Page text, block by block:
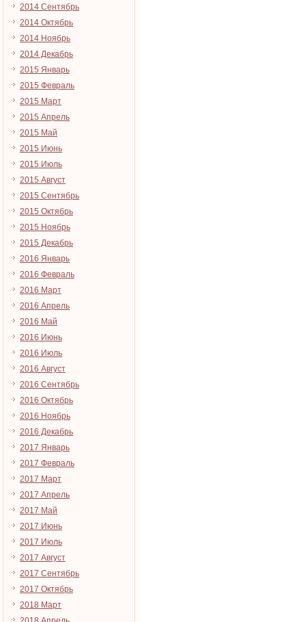
2014 Сентябрь
2014 Октябрь
2014 Ноябрь
2014 Декабрь
2015 Январь
2015 Февраль
2015 Март
2015 Апрель
2015 Май
2015 Июнь
2015 Июль
2015 Август
2015 Сентябрь
2015 Октябрь
2015 Ноябрь
2015 Декабрь
2016 Январь
2016 Февраль
2016 Март
2016 Апрель
2016 Май
2016 Июнь
2016 Июль
2016 Август
2016 Сентябрь
2016 Октябрь
2016 Ноябрь
2016 Декабрь
2017 Январь
2017 Февраль
2017 Март
2017 Апрель
2017 Май
2017 Июнь
2017 Июль
2017 Август
2017 Сентябрь
2017 Октябрь
2018 Март